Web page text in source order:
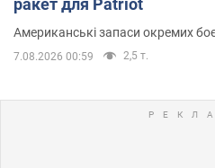
Американські запаси окремих
7.08.2026 00:59 2,5 т.